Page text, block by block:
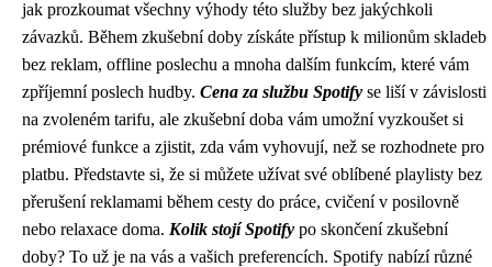
jak prozkoumat všechny výhody této služby bez jakýchkoli
závazků. Během zkušební doby získáte přístup k milionům skladeb
bez reklam, offline poslechu a mnoha dalším funkcím, které vám
zpříjemní poslech hudby. Cena za službu Spotify se liší v závislosti
na zvoleném tarifu, ale zkušební doba vám umožní vyzkoušet si
prémiové funkce a zjistit, zda vám vyhovují, než se rozhodnete pro
platbu. Představte si, že si můžete užívat své oblíbené playlisty bez
přerušení reklamami během cesty do práce, cvičení v posilovně
nebo relaxace doma. Kolik stojí Spotify po skončení zkušební
doby? To už je na vás a vašich preferencích. Spotify nabízí různé